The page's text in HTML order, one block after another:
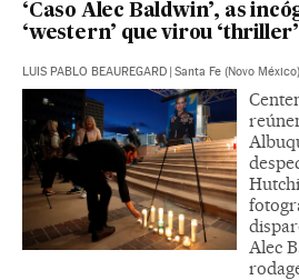
‘Caso Alec Baldwin’, as
‘western’ que virou ‘thriller’
LUIS PABLO BEAUREGARD | Santa Fe (Novo México)
Alec